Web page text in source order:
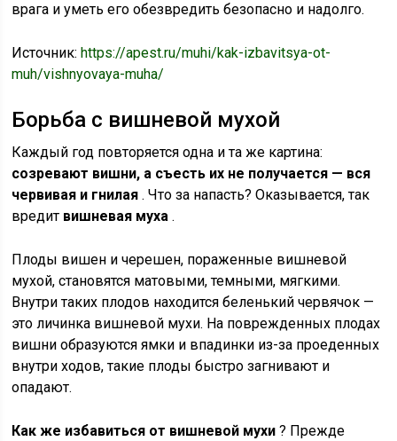
врага и уметь его обезвредить безопасно и надолго.
Источник:https://apest.ru/muhi/kak-izbavitsya-ot-
muh/vishnyovaya-muha/
Борьба с вишневой мухой
Каждый год повторяется одна и та же картина:
созревают вишни, а съесть их не получается — вся
червивая и гнилая. Что за напасть? Оказывается, так
вредит вишневая муха.
Плоды вишен и черешен, пораженные вишневой
мухой, становятся матовыми, темными, мягкими.
Внутри таких плодов находится беленький червячок —
это личинка вишневой мухи. На поврежденных плодах
вишни образуются ямки и впадинки из-за проеденных
внутри ходов, такие плоды быстро загнивают и
опадают.
Как же избавиться от вишневой мухи? Прежде